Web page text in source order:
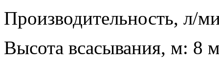
Производительность, л/
Высота всасывания, м: 8